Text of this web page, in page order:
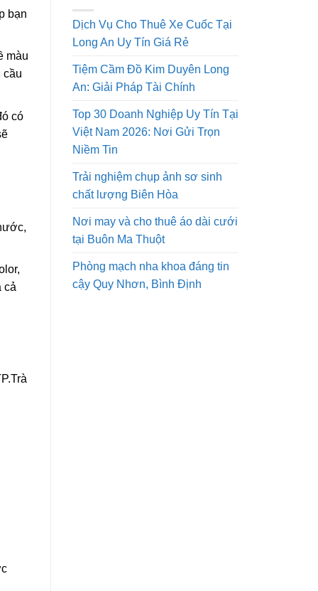
bạn
màu
cầu
có
cả
Dịch Vụ Cho Thuê Xe Cuốc Tại
Long An Uy Tín Giá Rẻ
Tiệm Cầm Đồ Kim Duyên Long
An: Giải Pháp Tài Chính
Top 30 Doanh Nghiệp Uy Tín Tại
Việt Nam 2026: Nơi Gửi Trọn
Niềm Tin
Trải nghiệm chụp ảnh sơ sinh
chất lượng Biên Hòa
Nơi may và cho thuê áo dài cưới
tại Buôn Ma Thuột
Phòng mạch nha khoa đáng tin
cậy Quy Nhơn, Bình Định